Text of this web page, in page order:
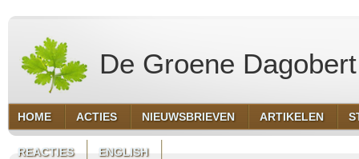
De Groene Dagobert
HOME ACTIES NIEUWSBRIEVEN ARTIKELEN
REACTIES ENGLISH